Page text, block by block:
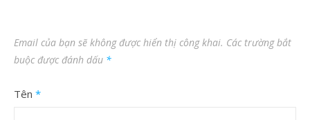
Email của bạn sẽ không được hiển thị công khai. Các trường bắt
buộc được đánh dấu *
Tên *